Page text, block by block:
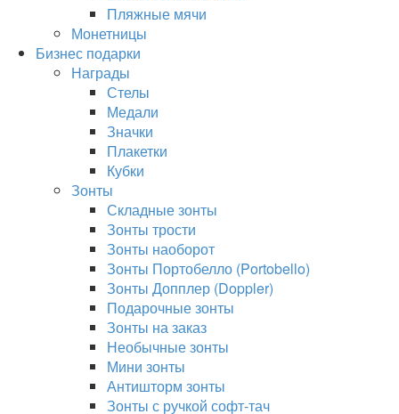
Пляжные мячи
Монетницы
Бизнес подарки
Награды
Стелы
Медали
Значки
Плакетки
Кубки
Зонты
Складные зонты
Зонты трости
Зонты наоборот
Зонты Портобелло (Portobello)
Зонты Допплер (Doppler)
Подарочные зонты
Зонты на заказ
Необычные зонты
Мини зонты
Антишторм зонты
Зонты с ручкой софт-тач